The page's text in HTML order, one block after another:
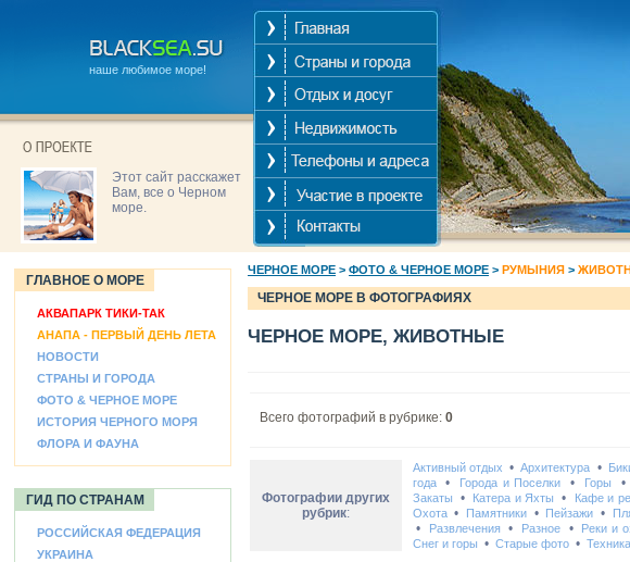
наше любимое море!
Этот сайт расскажет
Вам, все о Черном
море.
ГЛАВНОЕ О МОРЕ
АКВАПАРК ТИКИ-ТАК
АНАПА - ПЕРВЫЙ ДЕНЬ ЛЕТА
НОВОСТИ
СТРАНЫ И ГОРОДА
ФОТО & ЧЕРНОЕ МОРЕ
ИСТОРИЯ ЧЕРНОГО МОРЯ
ФЛОРА И ФАУНА
ГИД ПО СТРАНАМ
РОССИЙСКАЯ ФЕДЕРАЦИЯ
УКРАИНА
ЧЕРНОЕ МОРЕ > ФОТО & ЧЕРНОЕ МОРЕ > РУМЫНИЯ >
ЧЕРНОЕ МОРЕ В ФОТОГРАФИЯХ
ЧЕРНОЕ МОРЕ, ЖИВОТНЫЕ
Всего фотографий в рубрике: 0
Фотографии других
рубрик:
Активный отдых •Архитектура •
года• Города и Поселки • Горы
Закаты • Катера и Яхты • Кафе и
Охота• Памятники• Пейзажи •
• Развлечения• Разное • Реки и
Снег и горы • Старые фото• Техника